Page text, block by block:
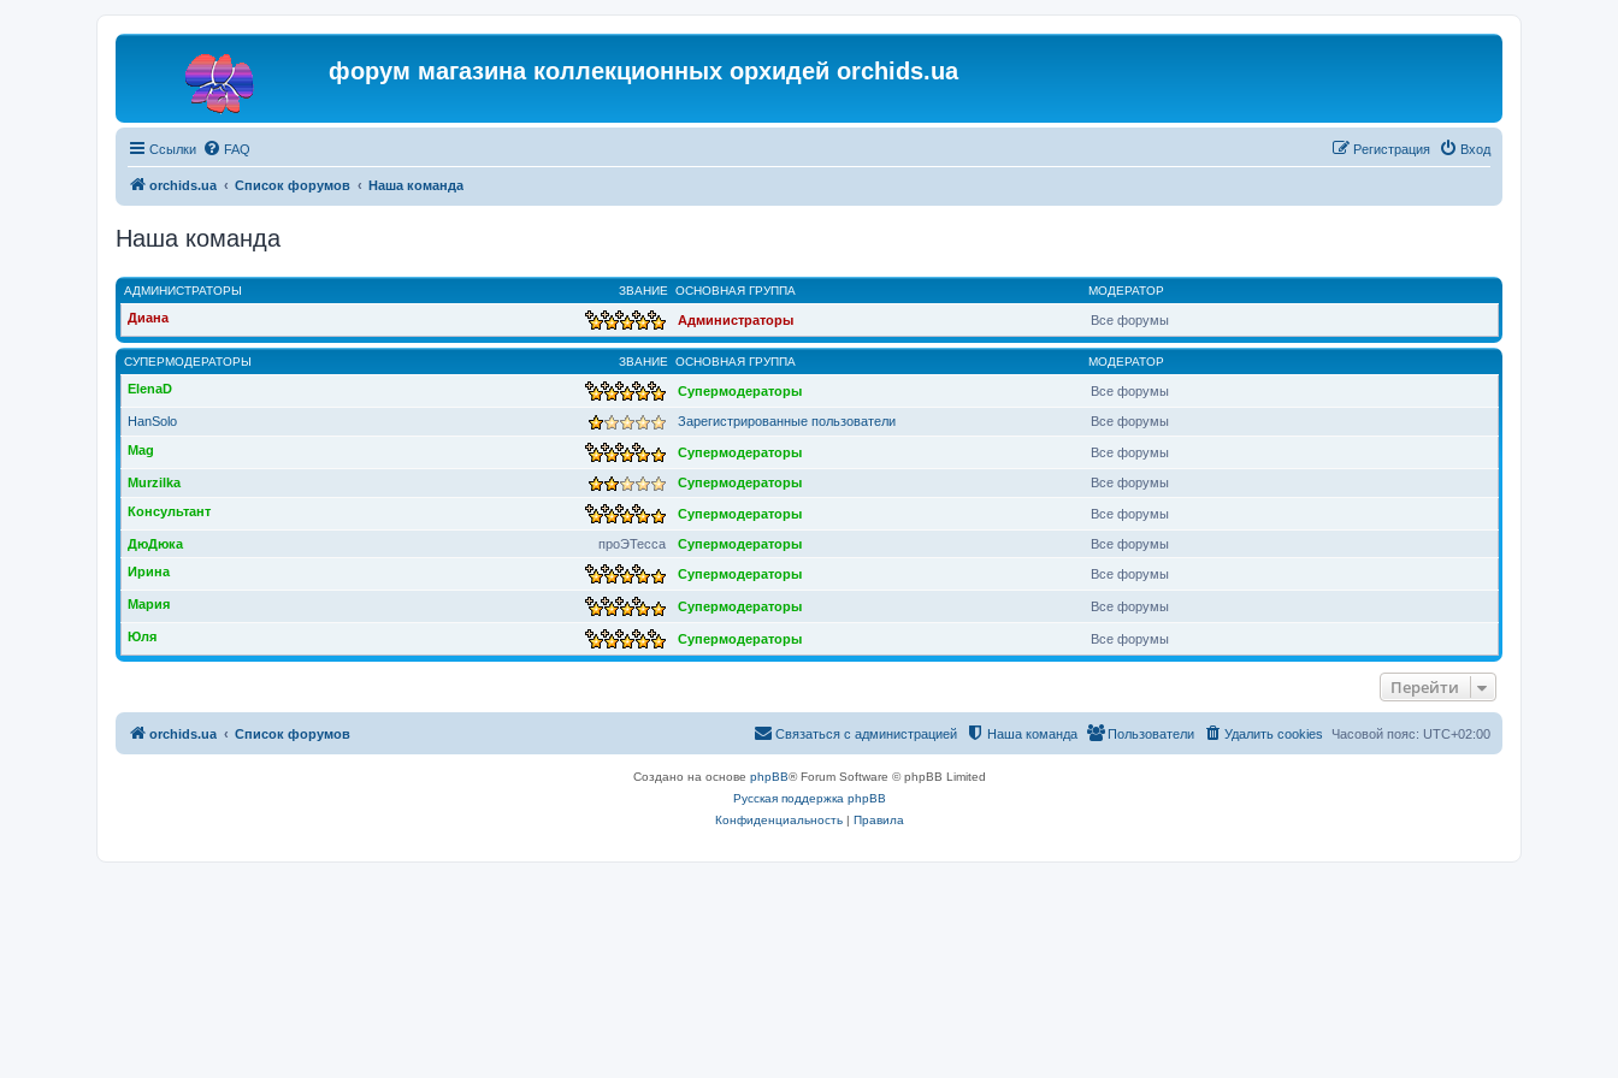
форум магазина коллекционных орхидей orchids.ua
Ссылки FAQ Вход
Регистрация
orchids.ua Список форумов Наша команда
Наша команда
ЗВАНИЕ
АДМИНИСТРАТОРЫ ОСНОВНАЯ ГРУППА МОДЕРАТОР
Диана Администраторы Все форумы
ЗВАНИЕ
СУПЕРМОДЕРАТОРЫ ОСНОВНАЯ ГРУППА МОДЕРАТОР
ElenaD Супермодераторы Все форумы
HanSolo Зарегистрированные пользователи
Все форумы
Mag
Супермодераторы Все форумы
Murzilka Супермодераторы
Все форумы
Консультант
Супермодераторы Все форумы
проЭТесса
ДюДюка Супермодераторы
Все форумы
Ирина
Супермодераторы Все форумы
Мария Супермодераторы Все форумы
Юля Супермодераторы Все форумы
Перейти
orchids.ua Список форумов Часовой пояс: UTC+02:00
Удалить cookies
Пользователи
Наша команда
Связаться с администрацией
Создано на основе phpBB® Forum Software © phpBB Limited
Русская поддержка phpBB
Конфиденциальность| Правила